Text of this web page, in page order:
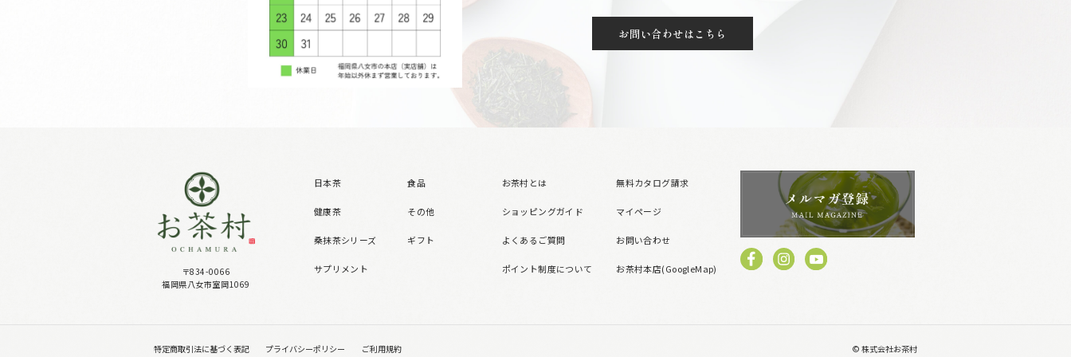
お問い合わせはこちら
〒834-0066
福岡県八女市室岡1069
日本茶
健康茶
桑抹茶シリーズ
サプリメント
食品
その他
ギフト
お茶村とは
ショッピングガイド
よくあるご質問
ポイント制度について
無料カタログ請求
マイページ
お問い合わせ
お茶村本店(GoogleMap)
特定商取引法に基づく表記 プライバシーポリシー ご利用規約 © 株式会社お茶村